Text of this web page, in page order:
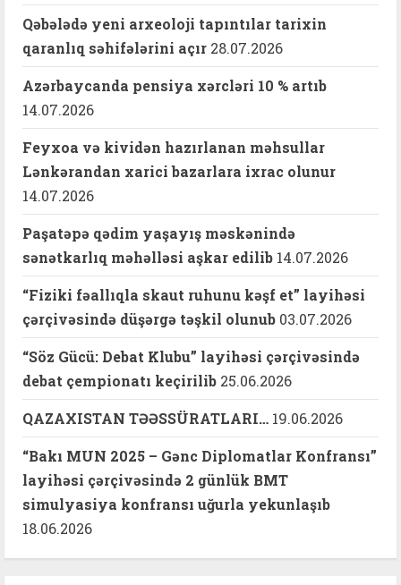
Qəbələdə yeni arxeoloji tapıntılar tarixin
qaranlıq səhifələrini açır 28.07.2026
Azərbaycanda pensiya xərcləri 10 % artıb
14.07.2026
Feyxoa və kividən hazırlanan məhsullar
Lənkərandan xarici bazarlara ixrac olunur
14.07.2026
Paşatəpə qədim yaşayış məskənində
sənətkarlıq məhəlləsi aşkar edilib 14.07.2026
“Fiziki fəallıqla skaut ruhunu kəşf et” layihəsi
çərçivəsində düşərgə təşkil olunub 03.07.2026
“Söz Gücü: Debat Klubu” layihəsi çərçivəsində
debat çempionatı keçirilib 25.06.2026
QAZAXISTAN TƏƏSSÜRATLARI… 19.06.2026
“Bakı MUN 2025 – Gənc Diplomatlar Konfransı”
layihəsi çərçivəsində 2 günlük BMT
simulyasiya konfransı uğurla yekunlaşıb
18.06.2026